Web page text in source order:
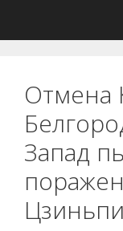
Отмена
Запад